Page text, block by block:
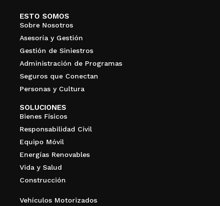
ESTO SOMOS
Sobre Nosotros
Asesoría y Gestión
Gestión de Siniestros
Administración de Programas
Seguros que Conectan
Personas y Cultura
SOLUCIONES
Bienes Físicos
Responsabilidad Civil
Equipo Móvil
Energías Renovables
Vida y Salud
Construcción
Vehículos Motorizados